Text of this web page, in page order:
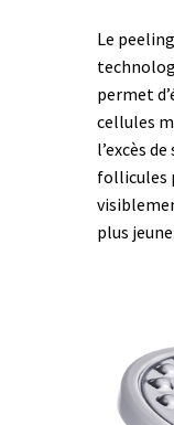
Le
permet
cellules
l’excès
follicules
plus jeune.